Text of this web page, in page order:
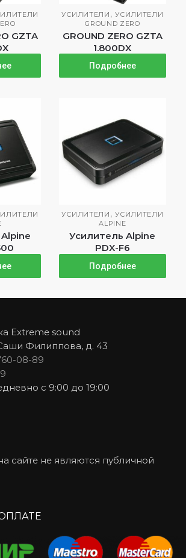
GZTA
УСИЛИТЕЛИ ,УСИЛИТЕЛИ
GROUND ZERO
GROUND ZERO GZTA
1.800DX
Подробнее
УСИЛИТЕЛИ ,УСИЛИТЕЛИ
ALPINE
Усилитель Alpine
PDX-F6
Подробнее
Extreme sound
Филиппова, д. 43
08-89
с 9:00 до 19:00
сайте не являются публичной